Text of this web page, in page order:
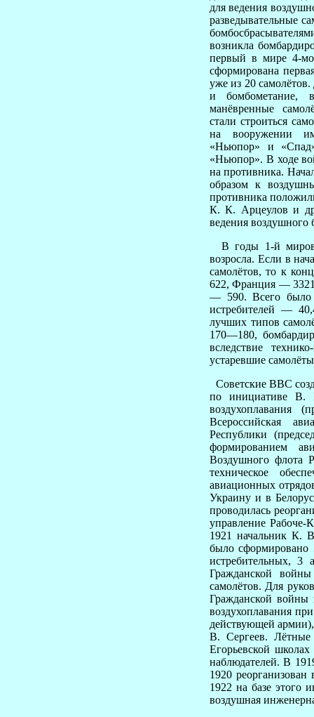
для ведения
разведывательные
возникла
первый в мире 4-
сформирована
уже из 20
и бомбометание,
манёвренные
стали строиться
на вооружении
«Ньюпор» и
«Ньюпор». В ходе
на противника.
образом к
противника
К. К. Арцеулов и
ведения воздушного
В годы 1-й
возросла. Если в
самолётов, то к
622, Франция —
— 590. Всего было
истребителей —
лучших типов
170—180,
вследствие
устаревшие
Советские ВВС
по инициативе В.
воздухоплавания
Всероссийская
Республики
формированием
Воздушного флота
техническое
авиационных
Украину и в
проводилась
управление Рабоче-
1921 начальник К.
было сформировано
истребительных, 3
Гражданской
самолётов. Для
Гражданской войны
воздухоплавания
действующей
В. Сергеев.
Егорьевской
наблюдателей. В
1920
1922 на базе этого
воздушная